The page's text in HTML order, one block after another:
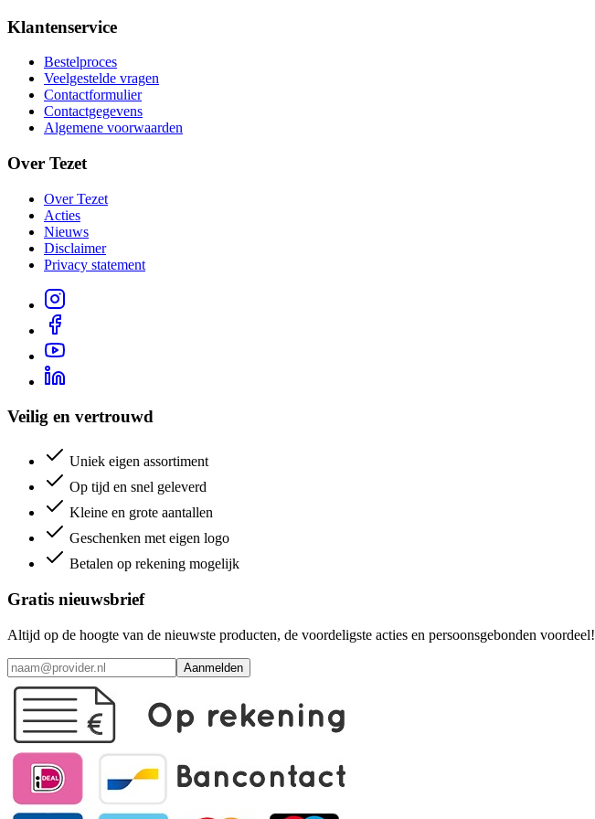
Klantenservice
Bestelproces
Veelgestelde vragen
Contactformulier
Contactgegevens
Algemene voorwaarden
Over Tezet
Over Tezet
Acties
Nieuws
Disclaimer
Privacy statement
Veilig en vertrouwd
Uniek eigen assortiment
Op tijd en snel geleverd
Kleine en grote aantallen
Geschenken met eigen logo
Betalen op rekening mogelijk
Gratis nieuwsbrief
Altijd op de hoogte van de nieuwste producten, de voordeligste acties en persoonsgebonden voordeel!
Aanmelden